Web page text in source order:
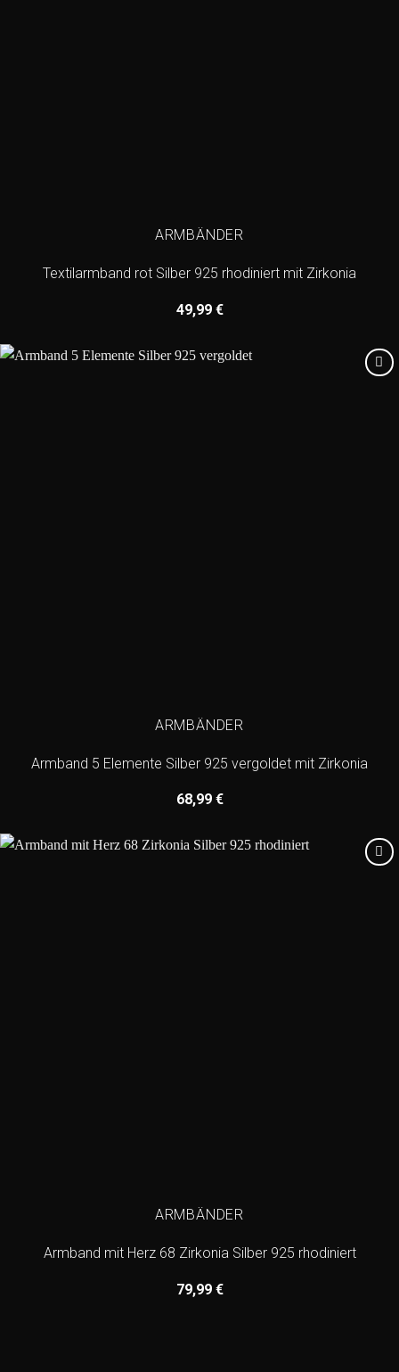
ARMBÄNDER
Textilarmband rot Silber 925 rhodiniert mit Zirkonia
49,99 €
ARMBÄNDER
Armband 5 Elemente Silber 925 vergoldet mit Zirkonia
68,99 €
ARMBÄNDER
Armband mit Herz 68 Zirkonia Silber 925 rhodiniert
79,99 €